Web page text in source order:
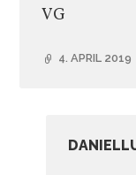
VG
4. APRIL 2019